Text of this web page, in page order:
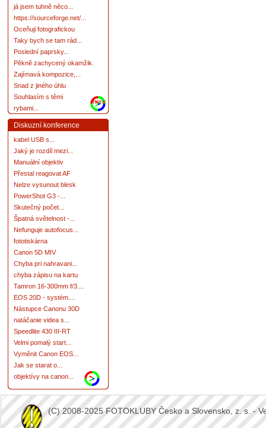
já jsem tuhně něco...
https://sourceforge.net/...
Oceňuji fotografickou
Taky bych se tam rád...
Poslední paprsky...
Pěkně zachycený okamžik.
Zajímavá kompozice,...
Snad z jiného úhlu
Souhlasím s těmi
rybami...
more
Diskuzní konference
kabel USB s...
Jaký je rozdíl mezi...
Manuální objektiv
Přestal reagovat AF
Nelze vysunout blesk
PowerShot G3 -...
Skutečný počet...
Špatná světelnost -...
Nefunguje autofocus...
fototiskárna
Canon 5D MIV
Chyba pri nahravani...
chyba zápisu na kartu
Tamron 16-300mm f/3....
EOS 20D - systém....
Nástupce Canonu 30D
natáčanie videa s...
Speedlite 430 III-RT
Velmi pomalý start...
Vyměnit Canon EOS...
Jak se starat o...
objektívy na canon...
(C) 2008-2025 FOTOKLUBY Česko a Slovensko, z. s. -